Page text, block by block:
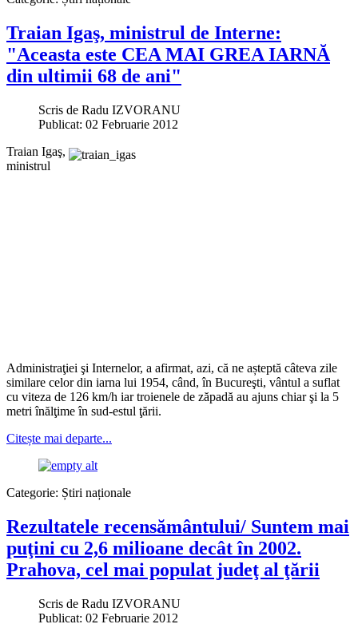
Traian Igaş, ministrul de Interne:
"Aceasta este CEA MAI GREA IARNĂ
din ultimii 68 de ani"
Scris de Radu IZVORANU
Publicat: 02 Februarie 2012
Traian Igaş,
ministrul
Administraţiei şi Internelor, a afirmat, azi, că ne așteptă câteva zile
similare celor din iarna lui 1954, când, în Bucureşti, vântul a suflat
cu viteza de 126 km/h iar troienele de zăpadă au ajuns chiar şi la 5
metri înălţime în sud-estul ţării.
Citește mai departe...
Categorie: Știri naționale
Rezultatele recensământului/ Suntem mai
puţini cu 2,6 milioane decât în 2002.
Prahova, cel mai populat judeţ al ţării
Scris de Radu IZVORANU
Publicat: 02 Februarie 2012